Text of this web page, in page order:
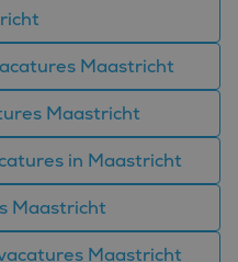
Maastricht
Maastricht
in Maastricht
Maastricht
Maastricht